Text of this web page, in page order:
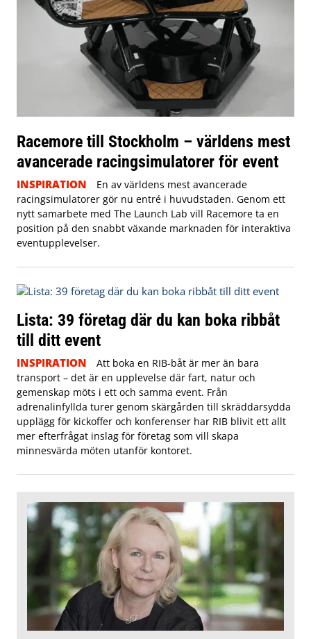
Racemore till Stockholm – världens mest
avancerade racingsimulatorer för event
INSPIRATION
En av världens mest avancerade
racingsimulatorer gör nu entré i huvudstaden. Genom ett
nytt samarbete med The Launch Lab vill Racemore ta en
position på den snabbt växande marknaden för interaktiva
eventupplevelser.
Lista: 39 företag där du kan boka ribbåt
till ditt event
INSPIRATION
Att boka en RIB-båt är mer än bara
transport – det är en upplevelse där fart, natur och
gemenskap möts i ett och samma event. Från
adrenalinfyllda turer genom skärgården till skräddarsydda
upplägg för kickoffer och konferenser har RIB blivit ett allt
mer efterfrågat inslag för företag som vill skapa
minnesvärda möten utanför kontoret.